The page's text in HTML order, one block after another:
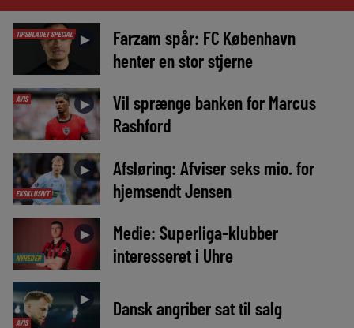
TIPSBLADET SPECIAL ►
Farzam spår: FC København
henter en stor stjerne
AVIS ►
Vil sprænge banken for Marcus
Rashford
EKSKLUSIVT
►
Afsløring: Afviser seks mio. for
hjemsendt Jensen
NYHEDER
►
Medie: Superliga-klubber
interesseret i Uhre
AVIS
► Dansk angriber sat til salg